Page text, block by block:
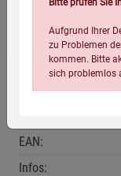
Eigenschaften
EAN:
Infos:
Bitte prüfen Sie
Aufgrund Ihrer
zu Problemen
kommen. Bitte
sich problemlos